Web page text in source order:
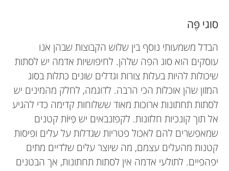
סוגי פֶּה
הבדל משמעותי נוסף בין שלוש הקבוצות שבהן אנו
עוסקים הוא סוג הפה שלהן. לחיפושיות אדמה יש לסתות
שיכולות להיות בעלות צורות וגדלים שונים כתלות בסוג
המזון שהן אוכלות הכי הרבה. לדוגמה, לחלק מהמינים יש
לסתות תחתונות ארוכות מאוד ששלוחות קדימה כדי להגיע
אל תוך קונכיות חלזונות. לקפזנבאים יש פִּיּוֹת קטנים
שמאפשרים להם לאכול פטריות שגדלות על עלים ופיסות
קטנות מהעלים עצמם, מה שיוצר עלים שלדיים מתים
יפהפיים. לתולעי אדמה אין לסתות תחתונות, אך הבטנים